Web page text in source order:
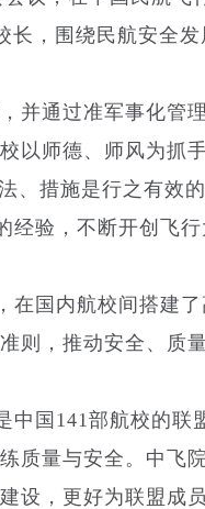
长，围绕民航安全发
并通过准军事化管
以师德、师风为抓
、措施是行之有效
经验，不断开创飞
在国内航校间搭建
则，推动安全、质
中国141部航校的联
质量与安全。中飞
设，更好为联盟成员